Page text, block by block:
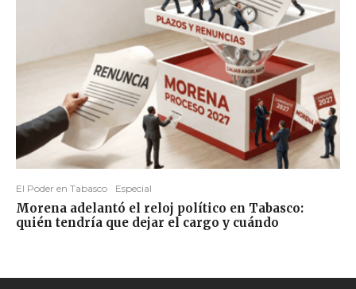
El Poder en Tabasco Especial
Morena adelantó el reloj político en Tabasco:
quién tendría que dejar el cargo y cuándo